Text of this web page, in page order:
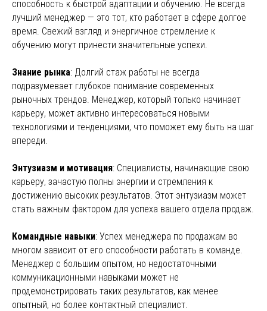
способность к быстрой адаптации и обучению. Не всегда
лучший менеджер — это тот, кто работает в сфере долгое
время. Свежий взгляд и энергичное стремление к
обучению могут принести значительные успехи.
Знание рынка: Долгий стаж работы не всегда
подразумевает глубокое понимание современных
рыночных трендов. Менеджер, который только начинает
карьеру, может активно интересоваться новыми
технологиями и тенденциями, что поможет ему быть на шаг
впереди.
Энтузиазм и мотивация: Специалисты, начинающие свою
карьеру, зачастую полны энергии и стремления к
достижению высоких результатов. Этот энтузиазм может
стать важным фактором для успеха вашего отдела продаж.
Командные навыки: Успех менеджера по продажам во
многом зависит от его способности работать в команде.
Менеджер с большим опытом, но недостаточными
коммуникационными навыками может не
продемонстрировать таких результатов, как менее
опытный, но более контактный специалист.